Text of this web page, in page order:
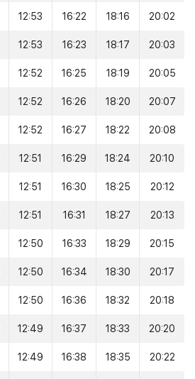
12:53 16:22 18:16 20:02
12:53 16:23 18:17 20:03
12:52 16:25 18:19 20:05
12:52 16:26 18:20 20:07
12:52 16:27 18:22 20:08
12:51 16:29 18:24 20:10
12:51 16:30 18:25 20:12
12:51 16:31 18:27 20:13
12:50 16:33 18:29 20:15
12:50 16:34 18:30 20:17
12:50 16:36 18:32 20:18
12:49 16:37 18:33 20:20
12:49 16:38 18:35 20:22